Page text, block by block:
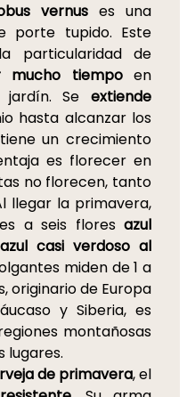
vernus es una
porte tupido. Este
particularidad de
mucho tiempoen
Se extiende
hasta alcanzar los
un crecimiento
es florecer en
no florecen, tanto
llegar la primavera,
a seis flores azul
azul casi verdoso al
miden de 1 a
originario de Europa
y Siberia, es
montañosas
lugares.
de primavera, el